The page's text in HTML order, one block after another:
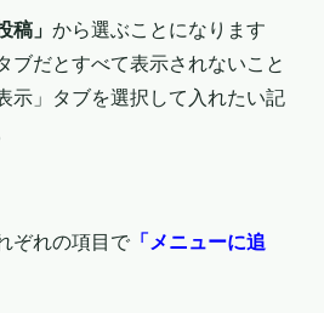
稿」 から選ぶことになります
ブだとすべて表示されないこと
示」タブを選択して入れたい記
ぞれの項目で「メニューに追